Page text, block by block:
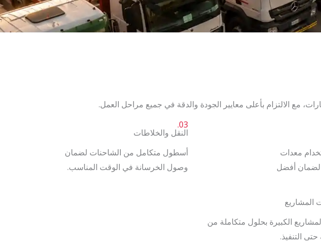
مع الالتزام بأعلى معايير الجودة والدقة في جميع مراحل العمل.
معدات
أفضل
03.
النقل والخلاطات
أسطول متكامل من الشاحنات لضمان
وصول الخرسانة في الوقت المناسب.
المشاريع
الكبيرة بحلول متكاملة من
حتى التنفيذ.